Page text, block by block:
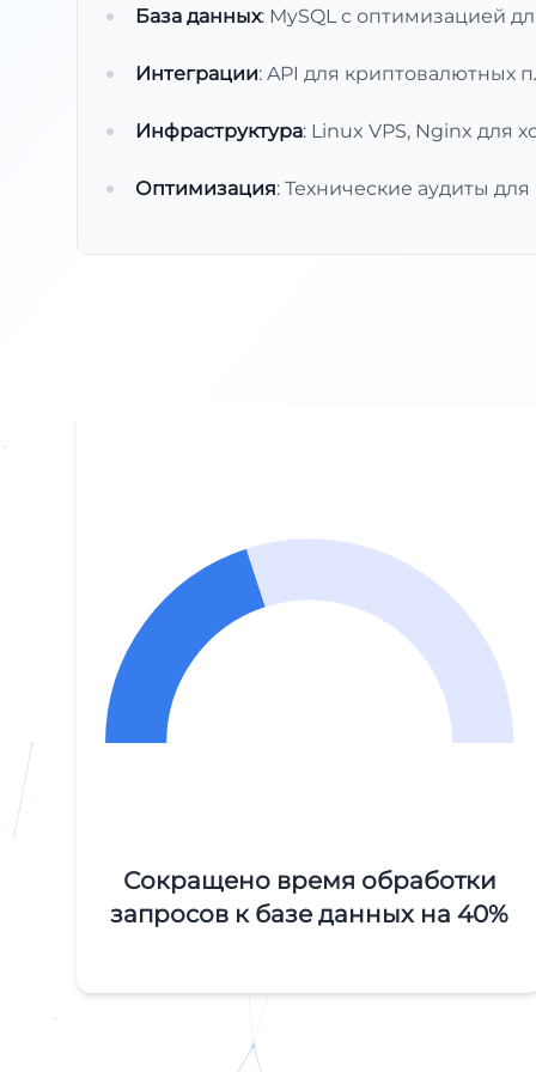
База данных: MySQL с оптимизацией
Интеграции: API для криптовалютных
Инфраструктура: Linux VPS, Nginx для
Оптимизация: Технические аудиты
Сокращено время обработки
запросов к базе данных на 40%